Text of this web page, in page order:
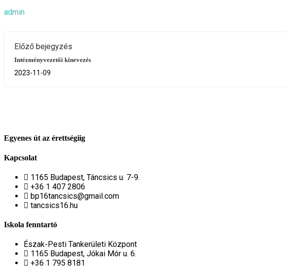
admin
Előző bejegyzés
Intézményvezetői kinevezés
2023-11-09
Egyenes út az érettségiig
Kapcsolat
1165 Budapest, Táncsics u. 7-9.
+36 1 407 2806
bp16tancsics@gmail.com
tancsics16.hu
Iskola fenntartó
Észak-Pesti Tankerületi Központ
1165 Budapest, Jókai Mór u. 6.
+36 1 795 8181